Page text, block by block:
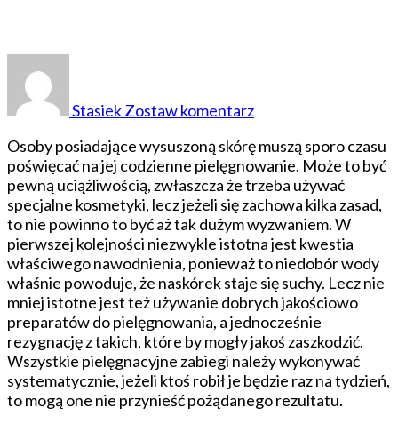
StasiekZostaw komentarz
przy
pielęgnacji
skóry
suchej
Osoby posiadające wysuszoną skórę muszą sporo czasu
poświęcać na jej codzienne pielęgnowanie. Może to być
pewną uciążliwością, zwłaszcza że trzeba używać
specjalne kosmetyki, lecz jeżeli się zachowa kilka zasad,
to nie powinno to być aż tak dużym wyzwaniem. W
pierwszej kolejności niezwykle istotna jest kwestia
właściwego nawodnienia, ponieważ to niedobór wody
właśnie powoduje, że naskórek staje się suchy. Lecz nie
mniej istotne jest też używanie dobrych jakościowo
preparatów do pielęgnowania, a jednocześnie
rezygnację z takich, które by mogły jakoś zaszkodzić.
Wszystkie pielęgnacyjne zabiegi należy wykonywać
systematycznie, jeżeli ktoś robił je będzie raz na tydzień,
to mogą one nie przynieść pożądanego rezultatu.